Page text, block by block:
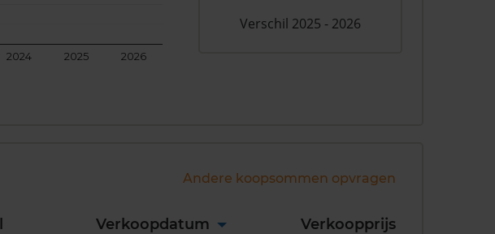
2024 2025 2026
Verschil 2025 - 2026
Andere koopsommen opvragen
Verkoopdatum Verkoopprijs